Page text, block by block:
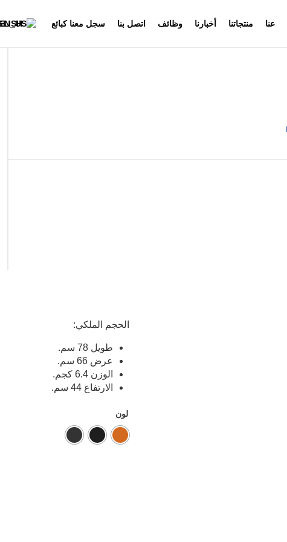
عنا منتجاتنا أخبارنا وظائف اتصل بنا سجل معنا كبائع
الحجم الملكي:
طويل 78 سم.
عرض 66 سم.
الوزن 6.4 كجم.
الارتفاع 44 سم.
لون